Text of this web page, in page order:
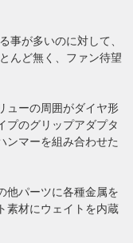
事が多いのに対して、
んど無く、ファン待望
ューの周囲がダイヤ形
プのグリップアダプタ
ンマーを組み合わせた
他パーツに各種金属を
素材にウェイトを内蔵